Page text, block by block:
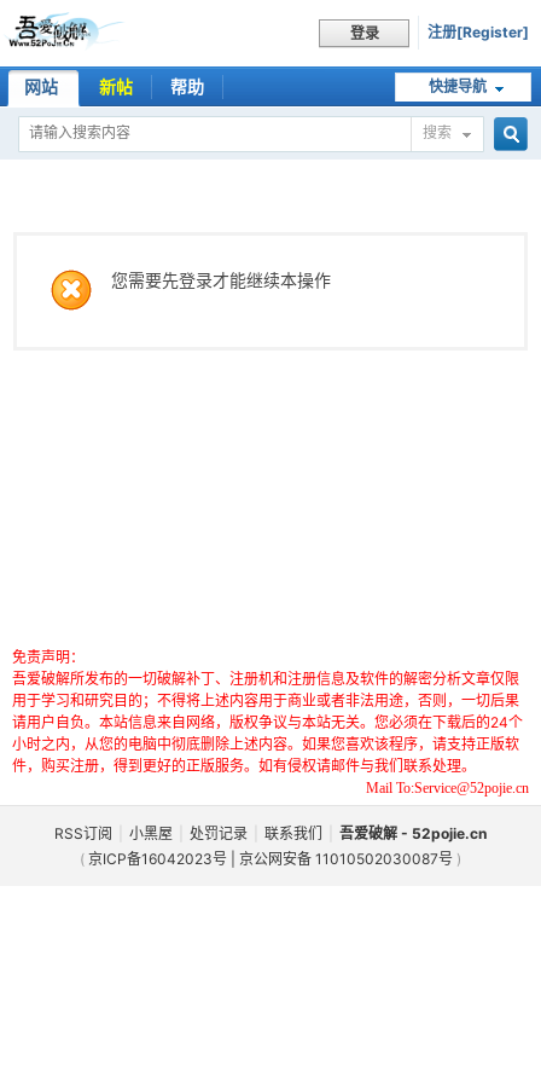
登录 注册[Register]
快捷导航
网站 新帖 帮助
搜索
您需要先登录才能继续本操作
免责声明：
吾爱破解所发布的一切破解补丁、注册机和注册信息及软件的解密分析文章仅限
用于学习和研究目的；不得将上述内容用于商业或者非法用途，否则，一切后果
请用户自负。本站信息来自网络，版权争议与本站无关。您必须在下载后的24个
小时之内，从您的电脑中彻底删除上述内容。如果您喜欢该程序，请支持正版软
件，购买注册，得到更好的正版服务。如有侵权请邮件与我们联系处理。
Mail To:Service@52pojie.cn
RSS订阅 小黑屋 处罚记录 联系我们
吾爱破解 - 52pojie.cn
( 京ICP备16042023号 | 京公网安备 11010502030087号 )